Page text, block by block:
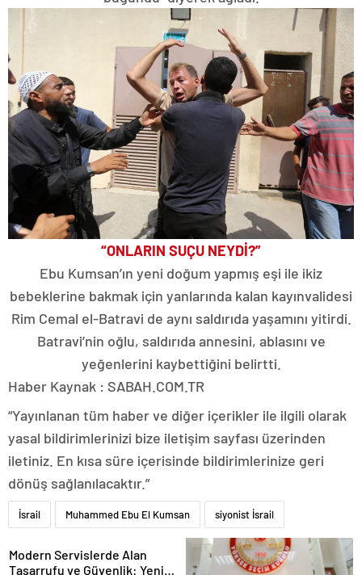
“ONLARIN SUÇU NEYDİ?”
Ebu Kumsan’ın yeni doğum yapmış eşi ile ikiz
bebeklerine bakmak için yanlarında kalan kayınvalidesi
Rim Cemal el-Batravi de aynı saldırıda yaşamını yitirdi.
Batravi’nin oğlu, saldırıda annesini, ablasını ve
yeğenlerini kaybettiğini belirtti.
Haber Kaynak : SABAH.COM.TR
“Yayınlanan tüm haber ve diğer içerikler ile ilgili olarak
yasal bildirimlerinizi bize iletişim sayfası üzerinden
iletiniz. En kısa süre içerisinde bildirimlerinize geri
dönüş sağlanılacaktır.”
İsrail Muhammed Ebu El Kumsan siyonist İsrail
Modern Servislerde Alan
Tasarrufu ve Güvenlik: Yeni